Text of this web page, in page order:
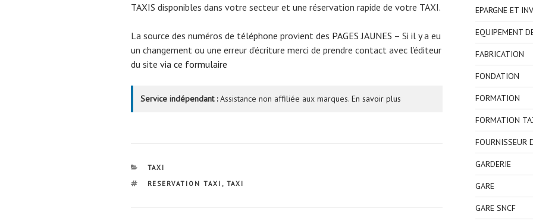
TAXIS disponibles dans votre secteur et une réservation rapide de votre TAXI.
La source des numéros de téléphone provient des PAGES JAUNES – Si il y a eu
un changement ou une erreur d’écriture merci de prendre contact avec l’éditeur
du site via ce formulaire
Service indépendant :Assistance non affiliée aux marques. En savoir plus
CATÉGORIES
TAXI
ÉTIQUETTES
RESERVATION TAXI , TAXI
EPARGNE ET
EQUIPEMENT
FABRICATION
FONDATION
FORMATION
FORMATION
FOURNISSEUR
GARDERIE
GARE
GARE SNCF